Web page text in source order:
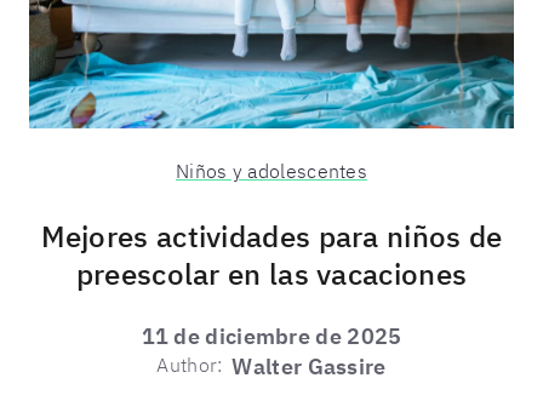
Niños y adolescentes
Mejores actividades para niños de
preescolar en las vacaciones
11 de diciembre de 2025
Author: Walter Gassire